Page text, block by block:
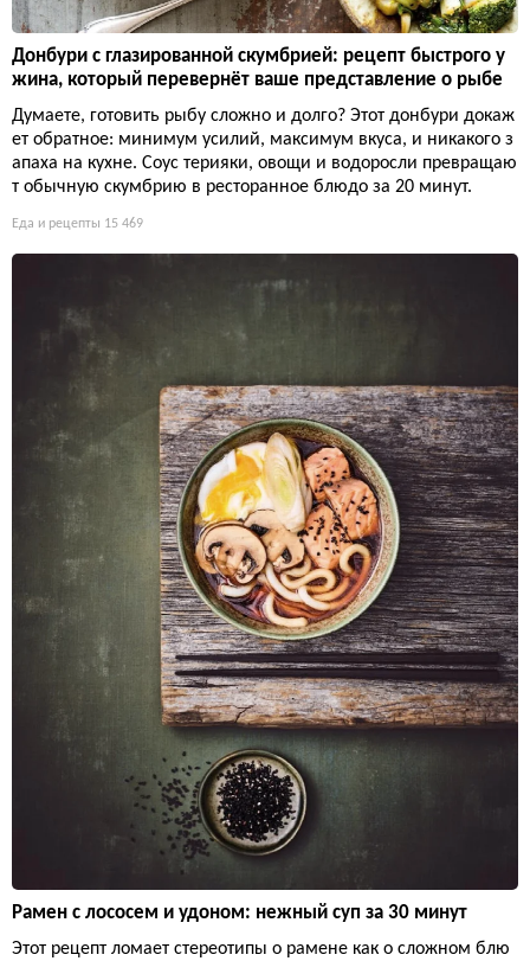
Донбури с глазированной скумбрией: рецепт быстрого у
жина, который перевернёт ваше представление о рыбе
Думаете, готовить рыбу сложно и долго? Этот донбури докаж
ет обратное: минимум усилий, максимум вкуса, и никакого з
апаха на кухне. Соус терияки, овощи и водоросли превращаю
т обычную скумбрию в ресторанное блюдо за 20 минут.
Еда и рецепты 15 469
Рамен с лососем и удоном: нежный суп за 30 минут
Этот рецепт ломает стереотипы о рамене как о сложном блю